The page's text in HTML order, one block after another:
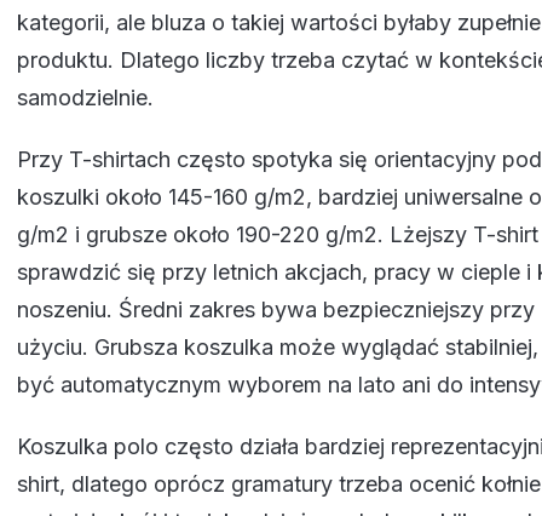
kategorii, ale bluza o takiej wartości byłaby
produktu. Dlatego liczby trzeba czytać w
samodzielnie.
Przy T-shirtach często spotyka się orientacyjny
koszulki około 145-160 g/m2, bardziej uniwersalne
g/m2 i grubsze około 190-220 g/m2. Lżejszy T-
sprawdzić się przy letnich akcjach, pracy w cieple i
noszeniu. Średni zakres bywa bezpieczniejszy przy
użyciu. Grubsza koszulka może wyglądać
być automatycznym wyborem na lato ani do
Koszulka polo często działa bardziej
shirt, dlatego oprócz gramatury trzeba ocenić